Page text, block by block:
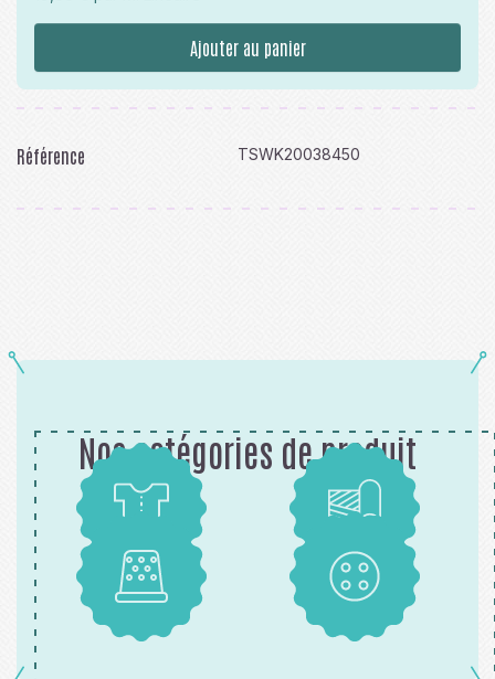
Ajouter au panier
Référence TSWK20038450
Nos catégories de produit
Patrons Tissus
Mercerie Boutons